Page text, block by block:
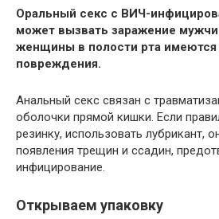
Оральный секс с ВИЧ-
может вызвать заражение
женщины в полости рта имеются
повреждения.
Анальный секс связан с
оболочки прямой кишки. Если
резинку, использовать лубрикант,
появления трещин и ссадин,
инфицирование.
Открываем упаковку